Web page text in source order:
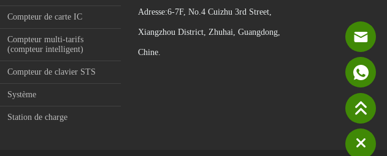
Compteur de carte IC
Compteur multi-tarifs
(compteur intelligent)
Compteur de clavier STS
Système
Station de charge
Adresse:6-7F, No.4 Cuizhu 3rd Street,
Xiangzhou District, Zhuhai, Guangdong,
Chine.